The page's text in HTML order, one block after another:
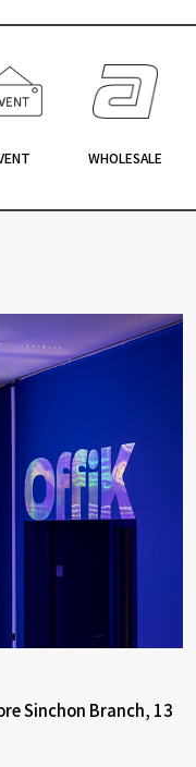
WHOLESALE
Sinchon Branch, 13